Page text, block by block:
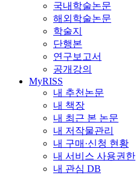
국내학술논문
해외학술논문
학술지
단행본
연구보고서
공개강의
MyRISS
내 추천논문
내 책장
내 최근 본 논문
내 저작물관리
내 구매·신청 현황
내 서비스 사용권한
내 관심 DB